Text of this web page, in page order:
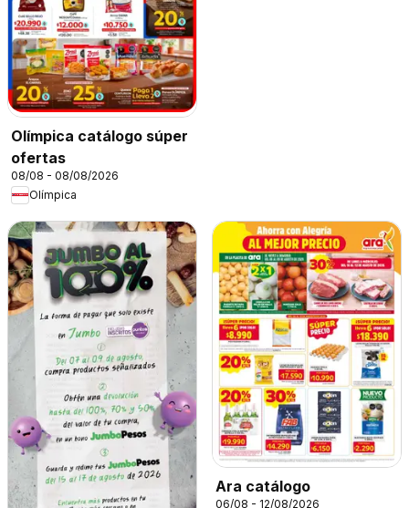
Olímpica catálogo súper
ofertas
08/08 - 08/08/2026
Olímpica
Ara catálogo
06/08 - 12/08/2026